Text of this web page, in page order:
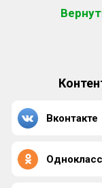
Вконтакте